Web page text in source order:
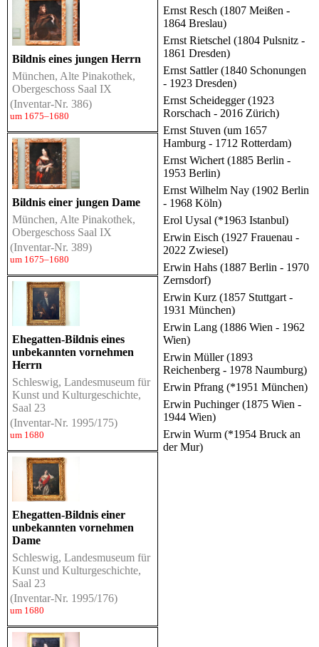
Bildnis eines jungen Herrn
München, Alte Pinakothek,
Obergeschoss Saal IX
(Inventar-Nr. 386)
um 1675–1680
Bildnis einer jungen Dame
München, Alte Pinakothek,
Obergeschoss Saal IX
(Inventar-Nr. 389)
um 1675–1680
Ehegatten-Bildnis eines
unbekannten vornehmen
Herrn
Schleswig, Landesmuseum für
Kunst und Kulturgeschichte,
Saal 23
(Inventar-Nr. 1995/175)
um 1680
Ehegatten-Bildnis einer
unbekannten vornehmen
Dame
Schleswig, Landesmuseum für
Kunst und Kulturgeschichte,
Saal 23
(Inventar-Nr. 1995/176)
um 1680
Ernst Resch (1807 Meißen -
1864 Breslau)
Ernst Rietschel (1804 Pulsnitz -
1861 Dresden)
Ernst Sattler (1840 Schonungen
- 1923 Dresden)
Ernst Scheidegger (1923
Rorschach - 2016 Zürich)
Ernst Stuven (um 1657
Hamburg - 1712 Rotterdam)
Ernst Wichert (1885 Berlin -
1953 Berlin)
Ernst Wilhelm Nay (1902 Berlin
- 1968 Köln)
Erol Uysal (*1963 Istanbul)
Erwin Eisch (1927 Frauenau -
2022 Zwiesel)
Erwin Hahs (1887 Berlin - 1970
Zernsdorf)
Erwin Kurz (1857 Stuttgart -
1931 München)
Erwin Lang (1886 Wien - 1962
Wien)
Erwin Müller (1893
Reichenberg - 1978 Naumburg)
Erwin Pfrang (*1951 München)
Erwin Puchinger (1875 Wien -
1944 Wien)
Erwin Wurm (*1954 Bruck an
der Mur)